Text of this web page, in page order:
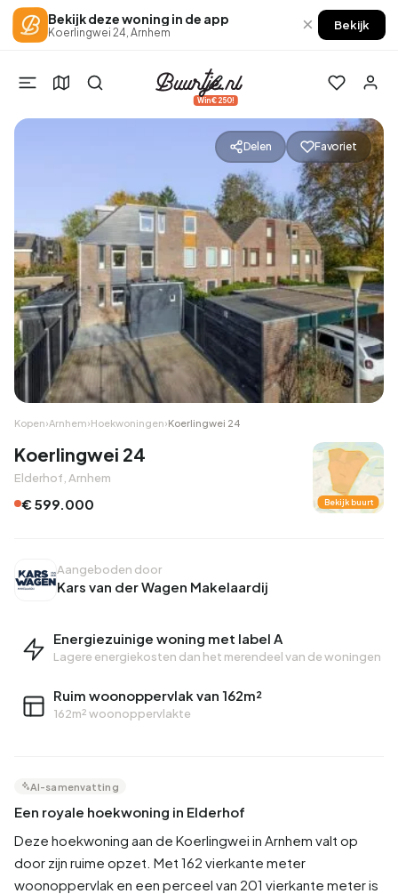
Bekijk deze woning in de app
Koerlingwei 24, Arnhem × Bekijk
Win €250!
Delen Favoriet
Kopen›Arnhem›Hoekwoningen›Koerlingwei 24
Koerlingwei 24
Elderhof, Arnhem
€ 599.000 Bekijk buurt
Energiezuinige woning met label A
Lagere energiekosten dan het merendeel van de woningen
Ruim woonoppervlak van 162m²
162m² woonoppervlakte
AI-samenvatting
Een royale hoekwoning in Elderhof
Deze hoekwoning aan de Koerlingwei in Arnhem valt op
door zijn ruime opzet. Met 162 vierkante meter
woonoppervlak en een perceel van 201 vierkante meter is
Aangeboden door
Kars van der Wagen Makelaardij